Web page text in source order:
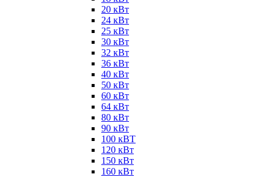
20 кВт
24 кВт
25 кВт
30 кВт
32 кВт
36 кВт
40 кВт
50 кВт
60 кВт
64 кВт
80 кВт
90 кВт
100 кВТ
120 кВт
150 кВт
160 кВт